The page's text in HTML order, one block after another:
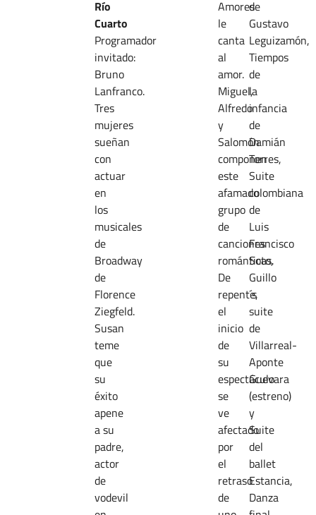
Río
Cuarto
Programador
invitado:
Bruno
Lanfranco.
Tres
mujeres
sueñan
con
actuar
en
los
musicales
de
Broadway
de
Florence
Ziegfeld.
Susan
teme
que
su
éxito
apene
a su
padre,
actor
de
vodevil
Amores
le
canta
al
amor.
Miguel,
Alfredo
y
Salomón
componen
este
afamado
grupo
de
canciones
románticas.
De
repente,
el
inicio
de
su
espectáculo
se
ve
afectado
por
el
retraso
de
de
Gustavo
Leguizamón,
Tiempos
de
la
infancia
de
Damián
Torres,
Suite
colombiana
de
Luis
Francisco
Soto,
Guillo
´s
suite
de
Villarreal-
Aponte
Guevara
(estreno)
y
Suite
del
ballet
Estancia,
Danza